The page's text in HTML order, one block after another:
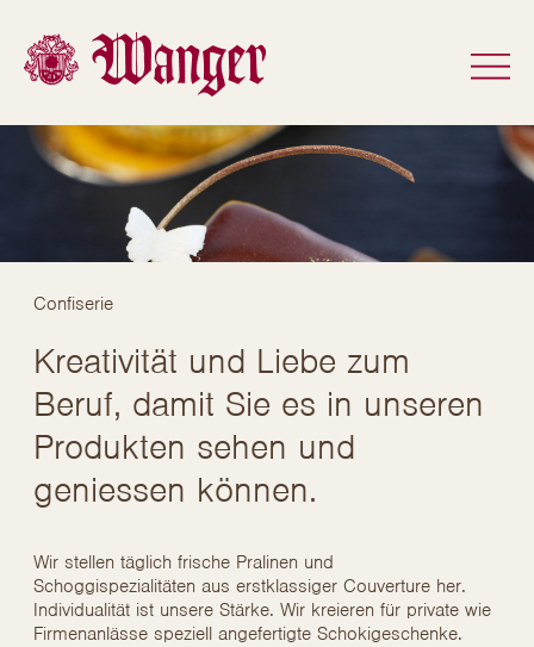
Confiserie
Kreativität und Liebe zum
Beruf, damit Sie es in unseren
Produkten sehen und
geniessen können.
Wir stellen täglich frische Pralinen und
Schoggispezialitäten aus erstklassiger Couverture her.
Individualität ist unsere Stärke. Wir kreieren für private wie
Firmenanlässe speziell angefertigte Schokigeschenke.